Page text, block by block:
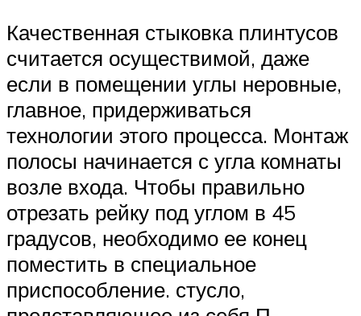
Качественная стыковка плинтусов
считается осуществимой, даже
если в помещении углы неровные,
главное, придерживаться
технологии этого процесса. Монтаж
полосы начинается с угла комнаты
возле входа. Чтобы правильно
отрезать рейку под углом в 45
градусов, необходимо ее конец
поместить в специальное
приспособление. стусло,